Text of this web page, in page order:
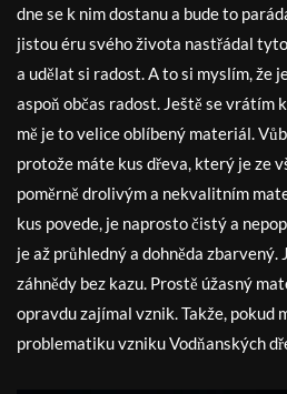
dne se k nim dostanu a bude to
jistou éru svého života nastřádal
a udělat si radost. A to si myslím, že
aspoň občas radost. Ještě se vrátím
mě je to velice oblíbený materiál.
protože máte kus dřeva, který je ze
poměrně drolivým a nekvalitním
kus povede, je naprosto čistý a
je až průhledný a dohněda zbarvený.
záhnědy bez kazu. Prostě úžasný
opravdu zajímal vznik. Takže, pokud
problematiku vzniku Vodňanských